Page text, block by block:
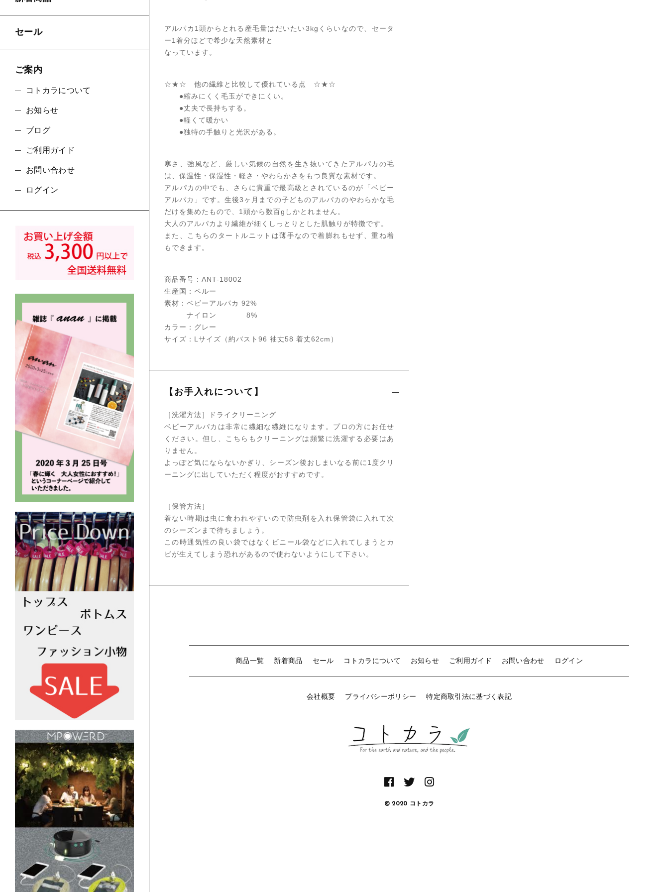
アルパカ1頭からとれる産毛量はだいたい3kgくらいなので、セータ
ー1着分ほどで希少な天然素材と
なっています。
☆★☆ 他の繊維と比較して優れている点 ☆★☆
●縮みにくく毛玉ができにくい。
●丈夫で長持ちする。
●軽くて暖かい
●独特の手触りと光沢がある。
寒さ、強風など、厳しい気候の自然を生き抜いてきたアルパカの毛
は、保温性・保湿性・軽さ・やわらかさをもつ良質な素材です。
アルパカの中でも、さらに貴重で最高級とされているのが「ベビー
アルパカ」です。生後3ヶ月までの子どものアルパカのやわらかな毛
だけを集めたもので、1頭から数百gしかとれません。
大人のアルパカより繊維が細くしっとりとした肌触りが特徴です。
また、こちらのタートルニットは薄手なので着膨れもせず、重ね着
もできます。
商品番号：ANT-18002
生産国：ペルー
素材：ベビーアルパカ 92%
ナイロン 8%
カラー：グレー
サイズ：Lサイズ（約バスト96 袖丈58 着丈62cm）
【お手入れについて】
［洗濯方法］ドライクリーニング
ベビーアルパカは非常に繊細な繊維になります。プロの方にお任せ
ください。但し、こちらもクリーニングは頻繁に洗濯する必要はあ
りません。
よっぽど気にならないかぎり、シーズン後おしまいなる前に1度クリ
ーニングに出していただく程度がおすすめです。
［保管方法］
着ない時期は虫に食われやすいので防虫剤を入れ保管袋に入れて次
のシーズンまで待ちましょう。
この時通気性の良い袋ではなくビニール袋などに入れてしまうとカ
ビが生えてしまう恐れがあるので使わないようにして下さい。
商品一覧 新着商品 セール コトカラについて お知らせ ご利用ガイド お問い合わせ ログイン
会社概要 プライバシーポリシー 特定商取引法に基づく表記
© 2020 コトカラ
セール
ご案内
コトカラについて
お知らせ
ブログ
ご利用ガイド
お問い合わせ
ログイン